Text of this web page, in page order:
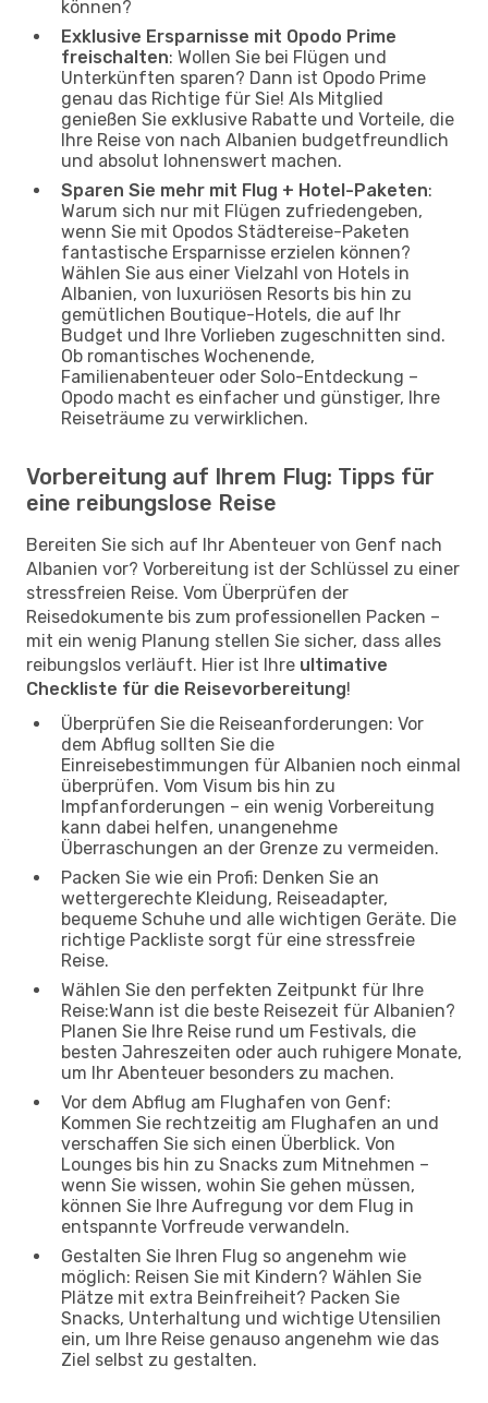
können?
Exklusive Ersparnisse mit Opodo Prime
freischalten: Wollen Sie bei Flügen und
Unterkünften sparen? Dann ist Opodo Prime
genau das Richtige für Sie! Als Mitglied
genießen Sie exklusive Rabatte und Vorteile, die
Ihre Reise von nach Albanien budgetfreundlich
und absolut lohnenswert machen.
Sparen Sie mehr mit Flug + Hotel-Paketen:
Warum sich nur mit Flügen zufriedengeben,
wenn Sie mit Opodos Städtereise-Paketen
fantastische Ersparnisse erzielen können?
Wählen Sie aus einer Vielzahl von Hotels in
Albanien, von luxuriösen Resorts bis hin zu
gemütlichen Boutique-Hotels, die auf Ihr
Budget und Ihre Vorlieben zugeschnitten sind.
Ob romantisches Wochenende,
Familienabenteuer oder Solo-Entdeckung –
Opodo macht es einfacher und günstiger, Ihre
Reiseträume zu verwirklichen.
Vorbereitung auf Ihrem Flug: Tipps für
eine reibungslose Reise
Bereiten Sie sich auf Ihr Abenteuer von Genf nach
Albanien vor? Vorbereitung ist der Schlüssel zu einer
stressfreien Reise. Vom Überprüfen der
Reisedokumente bis zum professionellen Packen –
mit ein wenig Planung stellen Sie sicher, dass alles
reibungslos verläuft. Hier ist Ihre ultimative
Checkliste für die Reisevorbereitung!
Überprüfen Sie die Reiseanforderungen: Vor
dem Abflug sollten Sie die
Einreisebestimmungen für Albanien noch einmal
überprüfen. Vom Visum bis hin zu
Impfanforderungen – ein wenig Vorbereitung
kann dabei helfen, unangenehme
Überraschungen an der Grenze zu vermeiden.
Packen Sie wie ein Profi: Denken Sie an
wettergerechte Kleidung, Reiseadapter,
bequeme Schuhe und alle wichtigen Geräte. Die
richtige Packliste sorgt für eine stressfreie
Reise.
Wählen Sie den perfekten Zeitpunkt für Ihre
Reise:Wann ist die beste Reisezeit für Albanien?
Planen Sie Ihre Reise rund um Festivals, die
besten Jahreszeiten oder auch ruhigere Monate,
um Ihr Abenteuer besonders zu machen.
Vor dem Abflug am Flughafen von Genf:
Kommen Sie rechtzeitig am Flughafen an und
verschaffen Sie sich einen Überblick. Von
Lounges bis hin zu Snacks zum Mitnehmen –
wenn Sie wissen, wohin Sie gehen müssen,
können Sie Ihre Aufregung vor dem Flug in
entspannte Vorfreude verwandeln.
Gestalten Sie Ihren Flug so angenehm wie
möglich: Reisen Sie mit Kindern? Wählen Sie
Plätze mit extra Beinfreiheit? Packen Sie
Snacks, Unterhaltung und wichtige Utensilien
ein, um Ihre Reise genauso angenehm wie das
Ziel selbst zu gestalten.